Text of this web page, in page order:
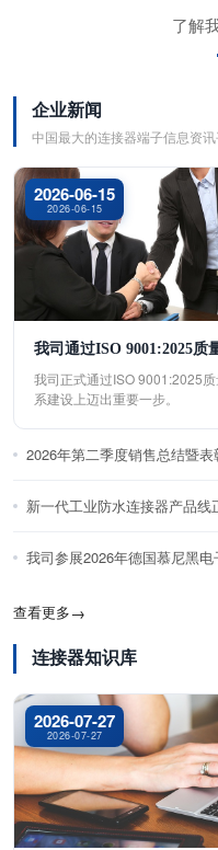
了解
企业新闻
中国最大的连接器端子信息资
2026-06-15
2026-06-15
我司通过ISO 9001:2025质
我司正式通过ISO 9001:2025
系建设上迈出重要一步。
2026年第二季度销售总结暨
新一代工业防水连接器产品线
我司参展2026年德国慕尼黑
查看更多→
连接器知识库
2026-07-27
2026-07-27